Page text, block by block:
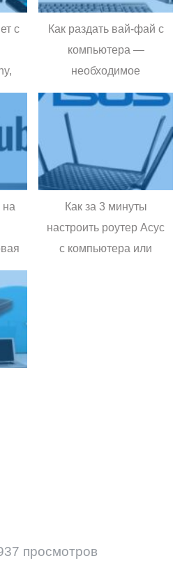
с
Как раздать вай-фай с
компьютера —
необходимое
оборудование и
пошаговая инструкция
на
Как за 3 минуты
настроить роутер Асус
с компьютера или
просмотров